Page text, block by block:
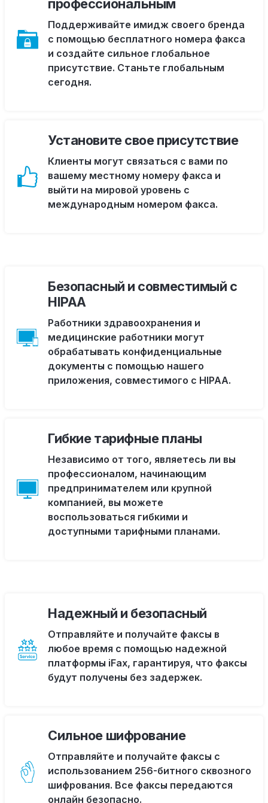
профессиональным
Поддерживайте имидж своего бренда
с помощью бесплатного номера факса
и создайте сильное глобальное
присутствие. Станьте глобальным
сегодня.
Установите свое присутствие
Клиенты могут связаться с вами по
вашему местному номеру факса и
выйти на мировой уровень с
международным номером факса.
Безопасный и совместимый с
HIPAA
Работники здравоохранения и
медицинские работники могут
обрабатывать конфиденциальные
документы с помощью нашего
приложения, совместимого с HIPAA.
Гибкие тарифные планы
Независимо от того, являетесь ли вы
профессионалом, начинающим
предпринимателем или крупной
компанией, вы можете
воспользоваться гибкими и
доступными тарифными планами.
Надежный и безопасный
Отправляйте и получайте факсы в
любое время с помощью надежной
платформы iFax, гарантируя, что факсы
будут получены без задержек.
Сильное шифрование
Отправляйте и получайте факсы с
использованием 256-битного сквозного
шифрования. Все факсы передаются
онлайн безопасно.